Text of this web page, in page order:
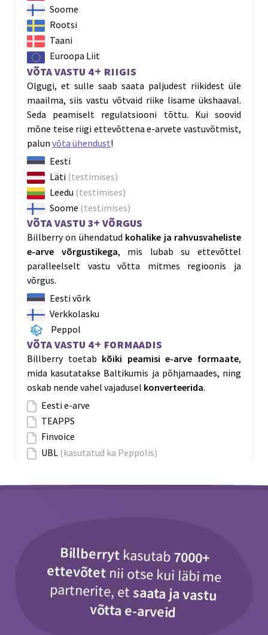
Soome
Rootsi
Taani
Euroopa Liit
Võta vastu 4+ riigis
Olgugi, et sulle saab saata paljudest riikidest üle
maailma, siis vastu võtvaid riike lisame ükshaaval.
Seda peamiselt regulatsiooni tõttu. Kui soovid
mõne teise riigi ettevõttena e-arvete vastuvõtmist,
palun võta ühendust!
Eesti
Läti (testimises)
Leedu (testimises)
Soome (testimises)
Võta vastu 3+ võrgus
Billberry on ühendatud kohalike ja rahvusvaheliste
e-arve võrgustikega, mis lubab su ettevõttel
paralleelselt vastu võtta mitmes regioonis ja
võrgus.
Eesti võrk
Verkkolasku
Peppol
Võta vastu 4+ formaadis
Billberry toetab kõiki peamisi e-arve formaate,
mida kasutatakse Baltikumis ja põhjamaades, ning
oskab nende vahel vajadusel konverteerida.
Eesti e-arve
TEAPPS
Finvoice
UBL (kasutatud ka Peppolis)
Billberrytkasutab7000+
ettevõtetnii otse kui läbi me
partnerite, etsaata ja vastu
võtta e-arveid